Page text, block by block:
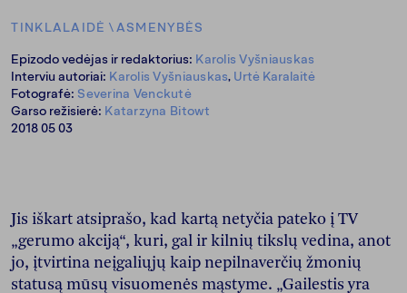
TINKLALAIDĖ \ ASMENYBĖS
Epizodo vedėjas ir redaktorius: Karolis Vyšniauskas
Interviu autoriai: Karolis Vyšniauskas, Urtė Karalaitė
Fotografė: Severina Venckutė
Garso režisierė: Katarzyna Bitowt
2018 05 03
Jis iškart atsiprašo, kad kartą netyčia pateko į TV
„gerumo akciją“, kuri, gal ir kilnių tikslų vedina, anot
jo, įtvirtina neįgaliųjų kaip nepilnaverčių žmonių
statusą mūsų visuomenės mąstyme. „Gailestis yra